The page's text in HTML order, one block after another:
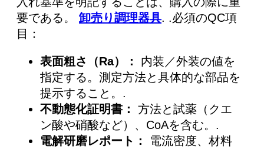
要である。 卸売り調理器具. .必須のQC項
目：
表面粗さ（Ra）：
内装／外装の値を
指定する。測定方法と具体的な部品を
提示すること。.
不動態化証明書：
方法と試薬（クエ
ン酸や硝酸など）、CoAを含む。.
電解研磨レポート：
電流密度、材料